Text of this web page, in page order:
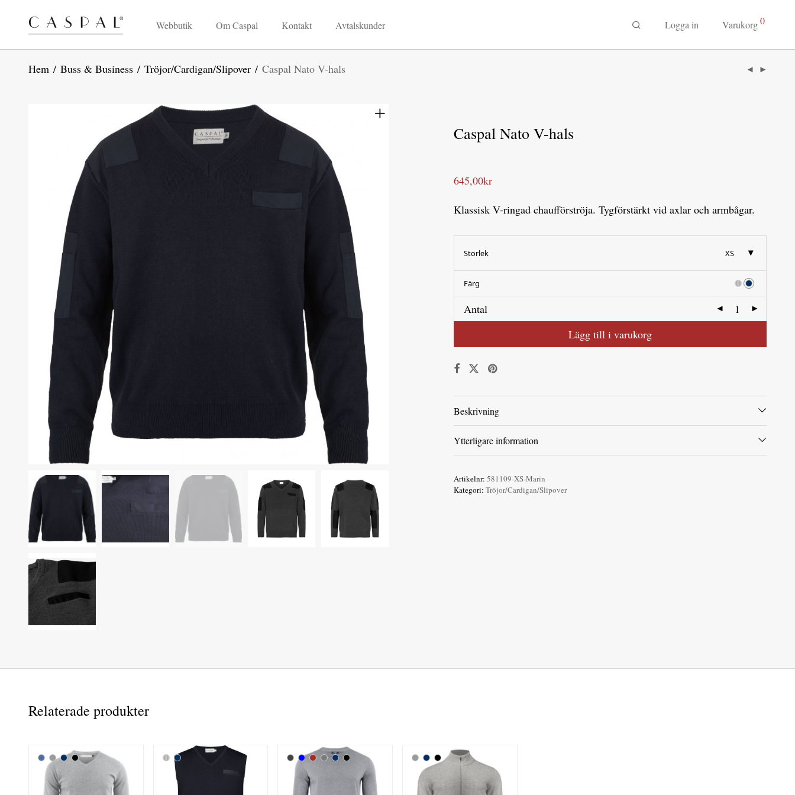
Webbutik Om Caspal Kontakt Avtalskunder Logga in Varukorg0
Hem / Buss & Business / Tröjor/Cardigan/Slipover / Caspal Nato V-hals
Caspal Nato V-hals
645,00kr
Klassisk V-ringad chaufförströja. Tygförstärkt vid axlar och armbågar.
Storlek XS
Färg
Antal
Lägg till i varukorg
Beskrivning
Ytterligare information
Artikelnr: 581109-XS-Marin
Kategori: Tröjor/Cardigan/Slipover
Relaterade produkter